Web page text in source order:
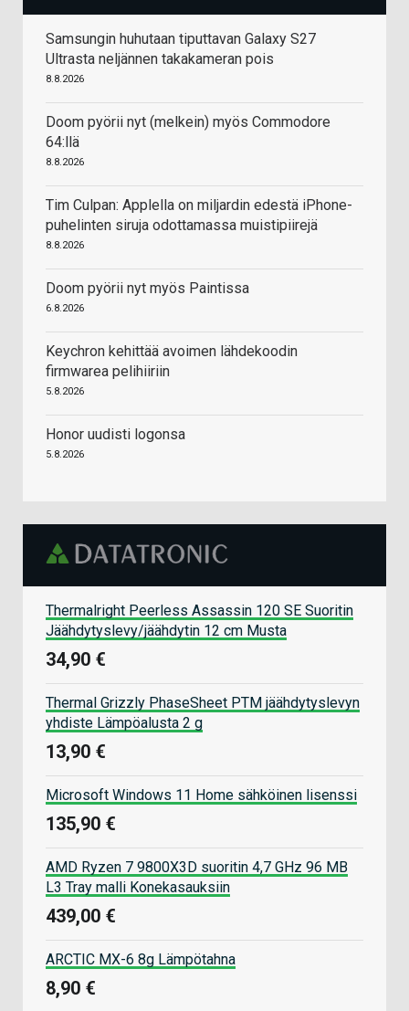
Samsungin huhutaan tiputtavan Galaxy S27
Ultrasta neljännen takakameran pois
8.8.2026
Doom pyörii nyt (melkein) myös Commodore
64:llä
8.8.2026
Tim Culpan: Applella on miljardin edestä iPhone-
puhelinten siruja odottamassa muistipiirejä
8.8.2026
Doom pyörii nyt myös Paintissa
6.8.2026
Keychron kehittää avoimen lähdekoodin
firmwarea pelihiiriin
5.8.2026
Honor uudisti logonsa
5.8.2026
Thermalright Peerless Assassin 120 SE Suoritin
Jäähdytyslevy/jäähdytin 12 cm Musta
34,90 €
Thermal Grizzly PhaseSheet PTM jäähdytyslevyn
yhdiste Lämpöalusta 2 g
13,90 €
Microsoft Windows 11 Home sähköinen lisenssi
135,90 €
AMD Ryzen 7 9800X3D suoritin 4,7 GHz 96 MB
L3 Tray malli Konekasauksiin
439,00 €
ARCTIC MX-6 8g Lämpötahna
8,90 €